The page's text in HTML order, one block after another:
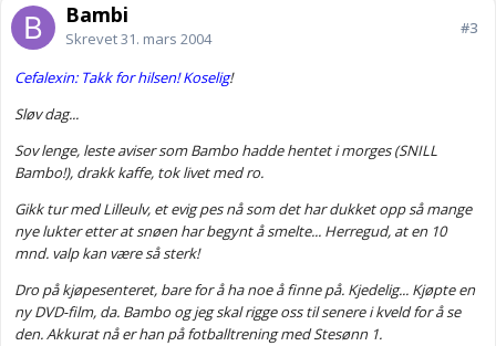
Bambi
Skrevet31. mars 2004
#3
Cefalexin: Takk for hilsen! Koselig!
Sløv dag...
Sov lenge, leste aviser som Bambo hadde hentet i morges (SNILL
Bambo!), drakk kaffe, tok livet med ro.
Gikk tur med Lilleulv, et evig pes nå som det har dukket opp så mange
nye lukter etter at snøen har begynt å smelte... Herregud, at en 10
mnd. valp kan være så sterk!
Dro på kjøpesenteret, bare for å ha noe å finne på. Kjedelig... Kjøpte en
ny DVD-film, da. Bambo og jeg skal rigge oss til senere i kveld for å se
den. Akkurat nå er han på fotballtrening med Stesønn 1.